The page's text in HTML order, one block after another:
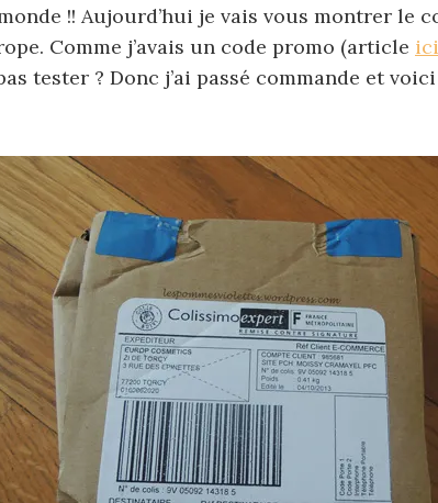
!! Aujourd’hui je vais vous montrer le
Comme j’avais un code promo (article ici
tester ? Donc j’ai passé commande et